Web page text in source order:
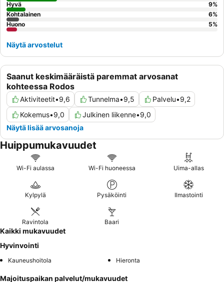
Saanut keskimääräistä paremmat arvosanat
kohteessa Rodos
Aktiviteetit•9,6 Tunnelma•9,5 Palvelu•9,2
Kokemus•9,0 Julkinen liikenne•9,0
Näytä lisää arvosanoja
Hyvä
9%
Kohtalainen
6%
Huono
5%
Näytä arvostelut
Huippumukavuudet
Wi-Fi aulassa Wi-Fi huoneessa Uima-allas
Kylpylä Pysäköinti Ilmastointi
Ravintola Baari
Kaikki mukavuudet
Hyvinvointi
Kauneushoitola Hieronta
Majoituspaikan palvelut/mukavuudet